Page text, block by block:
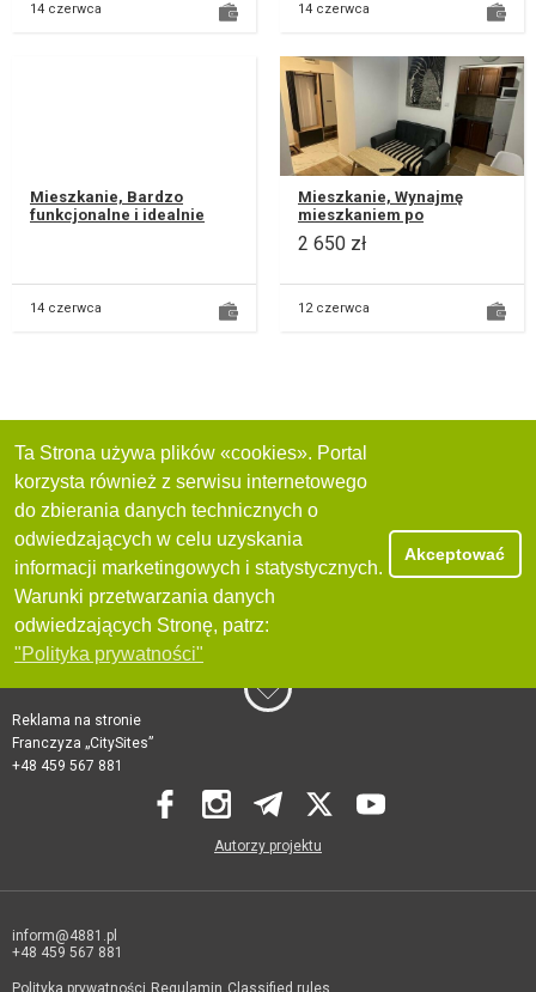
14 czerwca 14 czerwca
Mieszkanie, Bardzo
funkcjonalne i idealnie
14 czerwca
Mieszkanie, Wynajmę
mieszkaniem po
generalnym remoncie , na
ulicy Juranda dzielnica
2 650 zł
12 czerwca
Ta Strona używa plików «cookies». Portal
korzysta również z serwisu internetowego
do zbierania danych technicznych o
odwiedzających w celu uzyskania
informacji marketingowych i statystycznych.
Warunki przetwarzania danych
odwiedzających Stronę, patrz:
"Polityka prywatności"
Akceptować
Reklama na stronie
Franczyza „CitySites”
+48 459 567 881
Autorzy projektu
inform@4881.pl
+48 459 567 881
Polityka prywatności Regulamin Classified rules